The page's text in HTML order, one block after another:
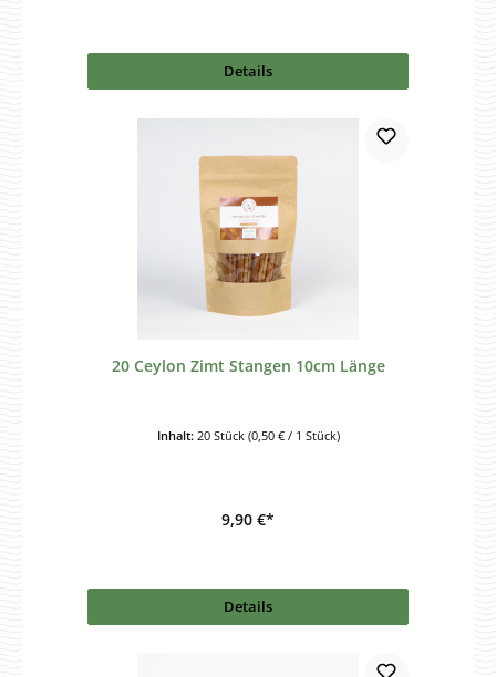
Details
20 Ceylon Zimt Stangen 10cm Länge
Inhalt: 20 Stück (0,50 € / 1 Stück)
9,90 €*
Details